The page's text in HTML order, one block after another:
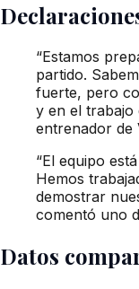
“Estamos
partido.
fuerte, pero
y en el trabajo
entrenador de
“El equipo
Hemos
demostrar
comentó uno
Datos